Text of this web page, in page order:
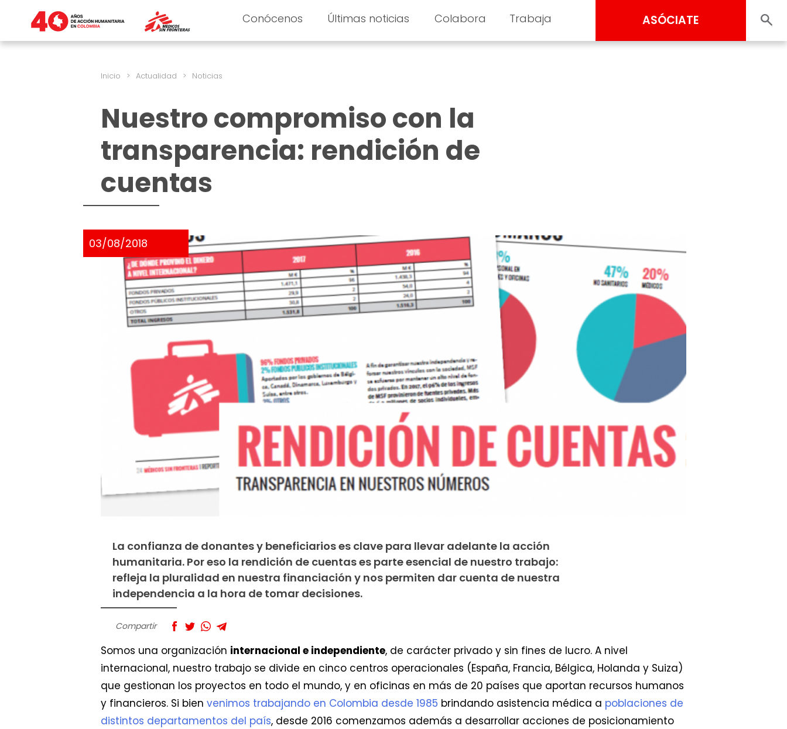
Conócenos Últimas noticias Colabora Trabaja ASÓCIATE
Inicio > Actualidad > Noticias
Nuestro compromiso con la
transparencia: rendición de
cuentas
03/08/2018
La confianza de donantes y beneficiarios es clave para llevar adelante la acción
humanitaria. Por eso la rendición de cuentas es parte esencial de nuestro trabajo:
refleja la pluralidad en nuestra financiación y nos permiten dar cuenta de nuestra
independencia a la hora de tomar decisiones.
Compartir
Somos una organización internacional e independiente, de carácter privado y sin fines de lucro. A nivel
internacional, nuestro trabajo se divide en cinco centros operacionales (España, Francia, Bélgica, Holanda y Suiza)
que gestionan los proyectos en todo el mundo, y en oficinas en más de 20 países que aportan recursos humanos
y financieros. Si bien venimos trabajando en Colombia desde 1985 brindando asistencia médica a poblaciones de
distintos departamentos del país, desde 2016 comenzamos además a desarrollar acciones de posicionamiento